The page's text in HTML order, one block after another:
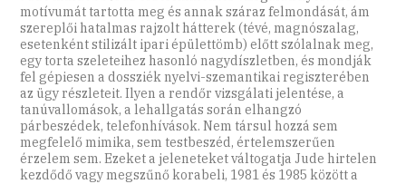
motívumát tartotta meg és annak száraz felmondását, ám
szereplői hatalmas rajzolt hátterek (tévé, magnószalag,
esetenként stilizált ipari épülettömb) előtt szólalnak meg,
egy torta szeleteihez hasonló nagydíszletben, és mondják
fel gépiesen a dossziék nyelvi-szemantikai regiszterében
az ügy részleteit. Ilyen a rendőr vizsgálati jelentése, a
tanúvallomások, a lehallgatás során elhangzó
párbeszédek, telefonhívások. Nem társul hozzá sem
megfelelő mimika, sem testbeszéd, értelemszerűen
érzelem sem. Ezeket a jeleneteket váltogatja Jude hirtelen
kezdődő vagy megszűnő korabeli, 1981 és 1985 között a